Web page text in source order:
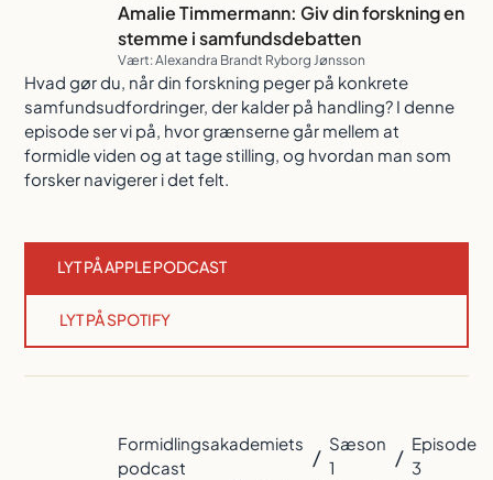
Amalie Timmermann: Giv din forskning en
stemme i samfundsdebatten
Vært: Alexandra Brandt Ryborg Jønsson
Hvad gør du, når din forskning peger på konkrete
samfundsudfordringer, der kalder på handling? I denne
episode ser vi på, hvor grænserne går mellem at
formidle viden og at tage stilling, og hvordan man som
forsker navigerer i det felt.
LYT PÅ APPLE PODCAST
LYT PÅ SPOTIFY
Formidlingsakademiets
podcast
/ Sæson
1
/ Episode
3